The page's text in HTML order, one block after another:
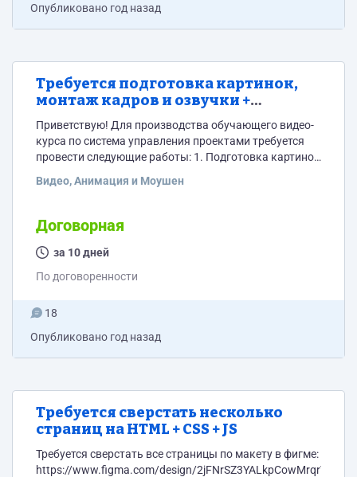
Опубликовано год назад
Требуется подготовка картинок,
монтаж кадров и озвучки +
минимальная анимация
Приветствую! Для производства обучающего видео-
курса по система управления проектами требуется
провести следующие работы: 1. Подготовка картинок
есть дизайн весь в figma, поэтому картинки вероятно
техническая работа нежели творческая) 2. Монтаж
этих видео таким образом чтобы под
соответствующие моменты озвучки(будет
кадры-скриншоты сайта и интерфейса системы(это...
Видео, Анимация и Моушен
Договорная
за 10 дней
По договоренности
18
Опубликовано год назад
Требуется сверстать несколько
страниц на HTML + CSS + JS
Требуется сверстать все страницы по макету в фигме:
https://www.figma.com/design/2jFNrSZ3YALkpCowMrqrY4/